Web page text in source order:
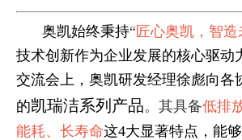
奥凯始终秉持“匠心奥凯，智造
技术创新作为企业发展的核心驱动
交流会上，奥凯研发经理徐彪向各
的凯瑞洁系列产品。其具备低排
能耗、长寿命这4大显著特点，能